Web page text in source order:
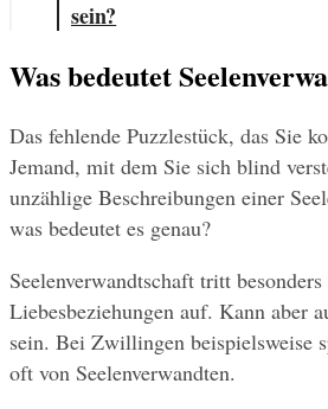
sein?
Was bedeutet
Das fehlende Puzzlestück, das Sie
Jemand, mit dem Sie sich blind
unzählige Beschreibungen einer
was bedeutet es genau?
Seelenverwandtschaft tritt
Liebesbeziehungen auf. Kann aber
sein. Bei Zwillingen beispielsweise
oft von Seelenverwandten.